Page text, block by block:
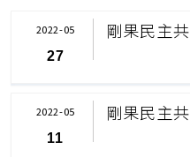
剛果民主
2022-05
27
剛果民主
2022-05
11